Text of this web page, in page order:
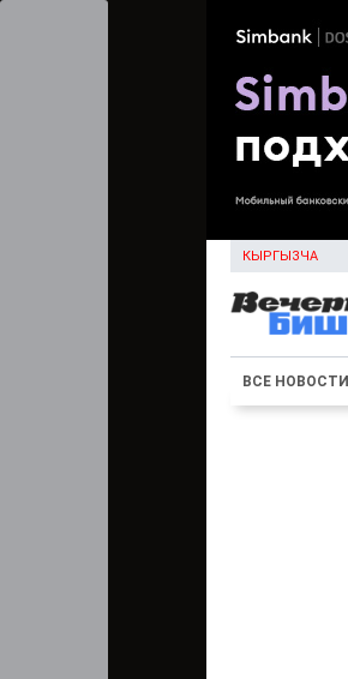
КЫРГЫЗЧА
ВСЕ НОВОСТИ